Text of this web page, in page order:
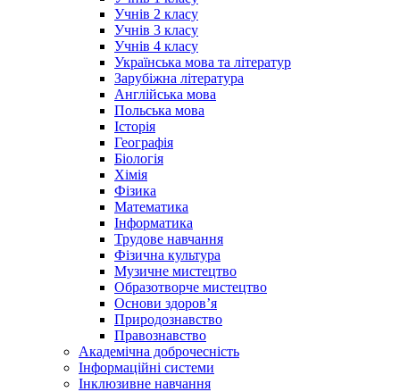
Учнів 2 класу
Учнів 3 класу
Учнів 4 класу
Українська мова та літератур
Зарубіжна література
Англійська мова
Польська мова
Історія
Географія
Біологія
Хімія
Фізика
Математика
Інформатика
Трудове навчання
Фізична культура
Музичне мистецтво
Образотворче мистецтво
Основи здоров’я
Природознавство
Правознавство
Академічна доброчесність
Інформаційні системи
Інклюзивне навчання